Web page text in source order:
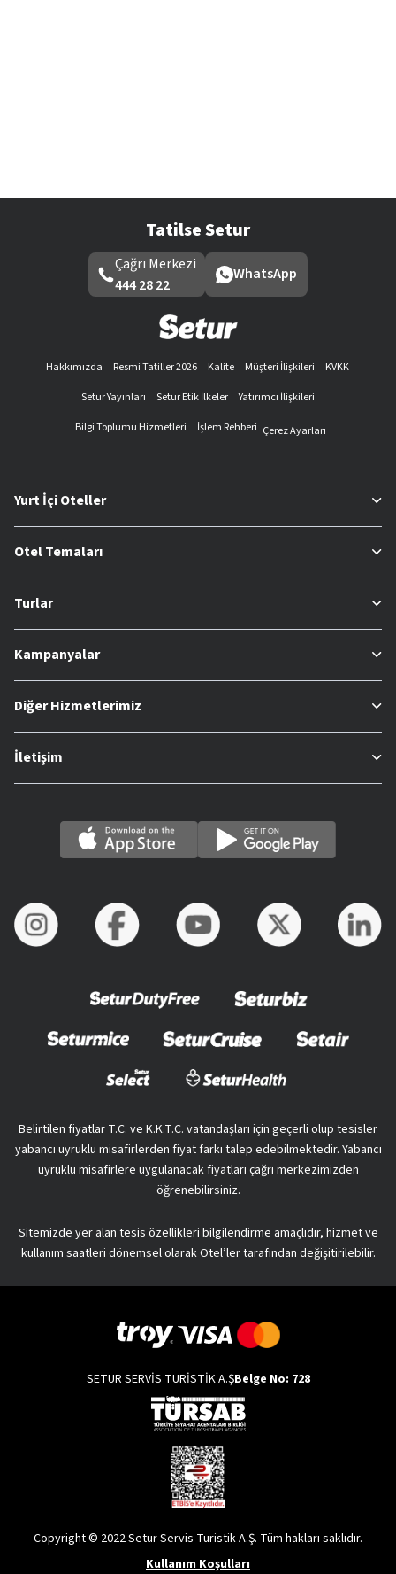
Tatilse Setur
Çağrı Merkezi
444 28 22
WhatsApp
Hakkımızda Resmi Tatiller 2026 Kalite Müşteri İlişkileri
KVKK
Setur Yayınları
Setur Etik İlkeler
Yatırımcı İlişkileri
Bilgi Toplumu Hizmetleri
İşlem Rehberi Çerez Ayarları
Yurt İçi Oteller
Otel Temaları
Turlar
Kampanyalar
Diğer Hizmetlerimiz
İletişim
Belirtilen fiyatlar T.C. ve K.K.T.C. vatandaşları için geçerli olup tesisler
yabancı uyruklu misafirlerden fiyat farkı talep edebilmektedir. Yabancı
uyruklu misafirlere uygulanacak fiyatları çağrı merkezimizden
öğrenebilirsiniz.
Sitemizde yer alan tesis özellikleri bilgilendirme amaçlıdır, hizmet ve
kullanım saatleri dönemsel olarak Otel’ler tarafından değişitirilebilir.
SETUR SERVİS TURİSTİK A.ŞBelge No: 728
Copyright © 2022 Setur Servis Turistik A.Ş. Tüm hakları saklıdır.
Kullanım Koşulları